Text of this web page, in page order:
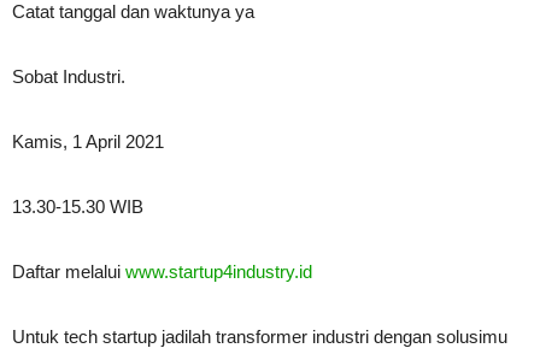
Catat tanggal dan waktunya ya
Sobat Industri.
Kamis, 1 April 2021
13.30-15.30 WIB
Daftar melalui www.startup4industry.id
Untuk tech startup jadilah transformer industri dengan solusimu